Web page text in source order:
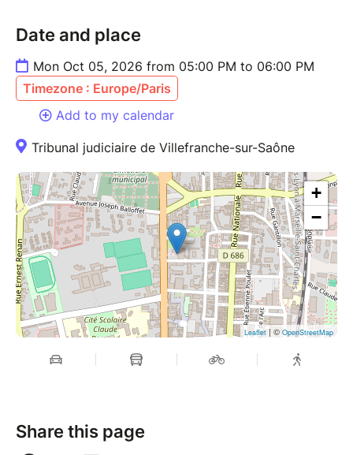
Date and place
Mon Oct 05, 2026 from 05:00 PM to 06:00 PM
Timezone : Europe/Paris
Add to my calendar
Tribunal judiciaire de Villefranche-sur-Saône
+
−
Leaflet| © OpenStreetMap
Share this page